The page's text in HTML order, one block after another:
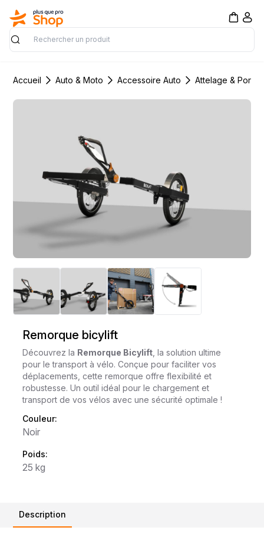
Rechercher
Accueil Auto & Moto Accessoire Auto Attelage &
Remorque bicylift
Découvrez la Remorque Bicylift , la solution ultime
pour le transport à vélo. Conçue pour faciliter vos
déplacements, cette remorque offre flexibilité et
robustesse. Un outil idéal pour le chargement et
transport de vos vélos avec une sécurité optimale !
Couleur:
Noir
Poids:
25 kg
Description